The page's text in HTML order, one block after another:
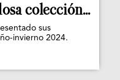
colección...
sus
invierno 2024.